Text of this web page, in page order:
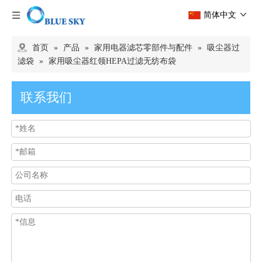
简体中文
首页 » 产品 » 家用电器滤芯零部件与配件 » 吸尘器过
滤袋 » 家用吸尘器红领HEPA过滤无纺布袋
联系我们